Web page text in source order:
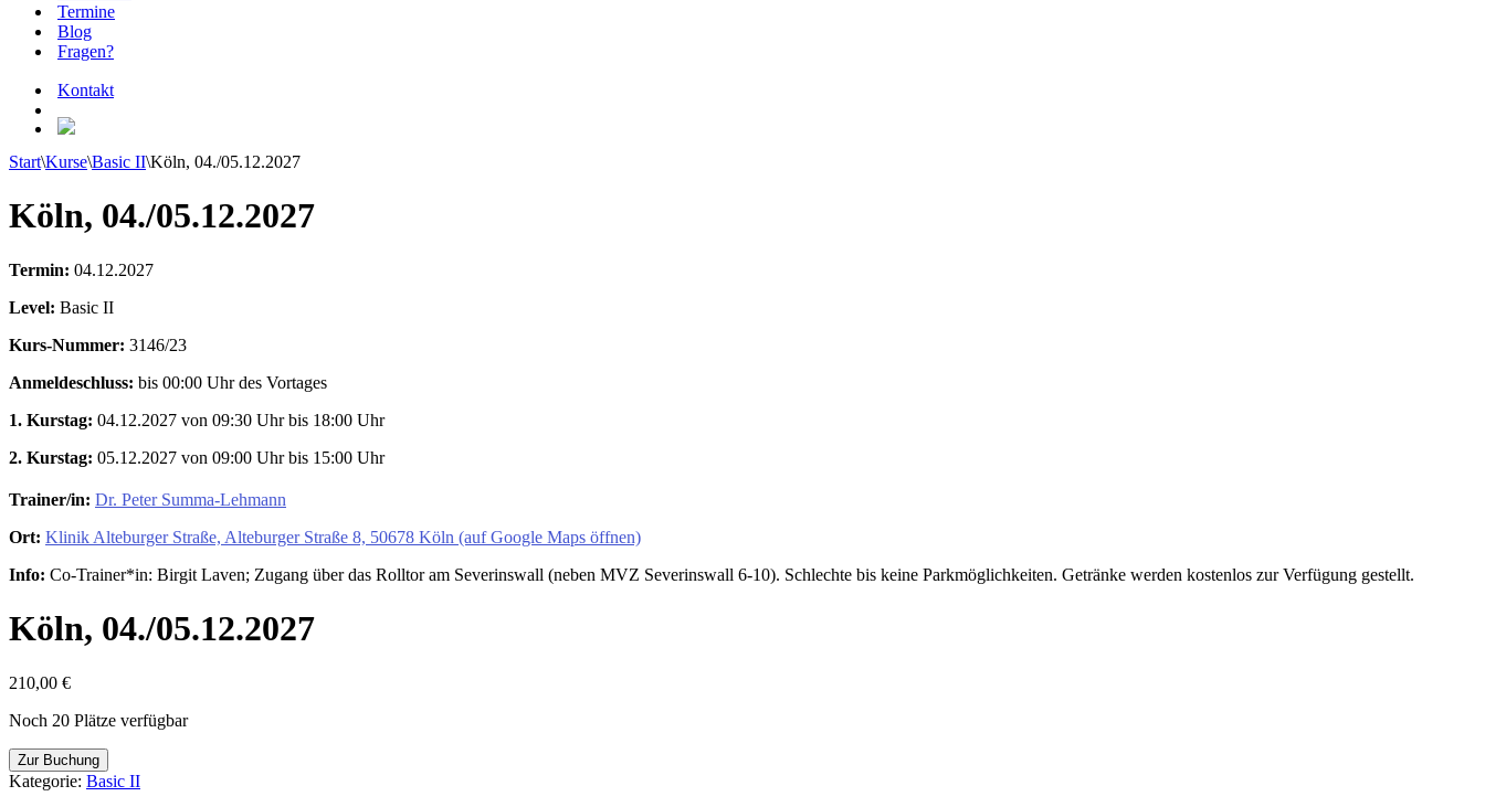
Termine
Blog
Fragen?
Kontakt
Start\Kurse\Basic II\Köln, 04./05.12.2027
Köln, 04./05.12.2027
Termin: 04.12.2027
Level: Basic II
Kurs-Nummer: 3146/23
Anmeldeschluss: bis 00:00 Uhr des Vortages
1. Kurstag: 04.12.2027 von 09:30 Uhr bis 18:00 Uhr
2. Kurstag: 05.12.2027 von 09:00 Uhr bis 15:00 Uhr
Trainer/in: Dr. Peter Summa-Lehmann
Ort: Klinik Alteburger Straße, Alteburger Straße 8, 50678 Köln (auf Google Maps öffnen)
Info: Co-Trainer*in: Birgit Laven; Zugang über das Rolltor am Severinswall (neben MVZ Severinswall 6-10). Schlechte bis keine Parkmöglichkeiten. Getränke werden kostenlos zur Verfügung gestellt.
Köln, 04./05.12.2027
210,00 €
Noch 20 Plätze verfügbar
Köln,
04./05.12.2027
Menge
Zur Buchung
Kategorie: Basic II